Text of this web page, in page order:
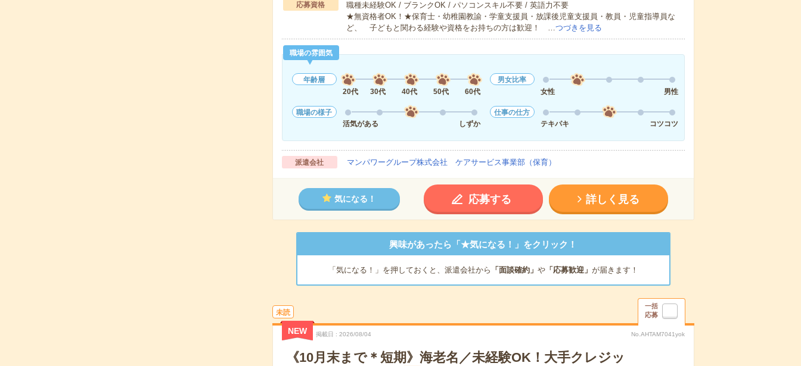
応募資格
職種未経験OK / ブランクOK / パソコンスキル不要 / 英語力不要
★無資格者OK！★保育士・幼稚園教諭・学童支援員・放課後児童支援員・教員・児童指導員な
ど、 子どもと関わる経験や資格をお持ちの方は歓迎！ …つづきを見る
職場の雰囲気
年齢層
20代
30代 40代 50代 60代
男女比率
女性
男性
職場の様子
活気がある
しずか
仕事の仕方
テキパキ
コツコツ
派遣会社 マンパワーグループ株式会社 ケアサービス事業部（保育）
気になる！ 応募する 詳しく見る
興味があったら「★気になる！」をクリック！
「気になる！」を押しておくと、派遣会社から 「面談確約」 や「応募歓迎」 が届きます！
未読
一括
応募
NEW 掲載日 2026/08/04 No.AHTAM7041yok
《10月末まで＊短期》海老名／未経験OK！大手クレジッ